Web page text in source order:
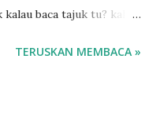
baca tajuk tu? kalau
ANAK AKU ....adoiiii
TERUSKAN MEMBACA »